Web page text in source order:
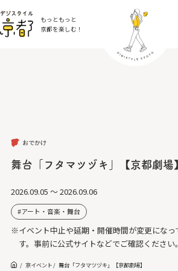
もっともっと
京都を楽しむ！
おでかけ
舞台「フタマツヅキ」【京都劇場
2026.09.05 ～ 2026.09.06
アート・音楽・舞台
※イベント中止や延期・開催時間が変更になっ
す。事前に公式サイトなどでご確認ください。
京イベント 舞台「フタマツヅキ」【京都劇場】